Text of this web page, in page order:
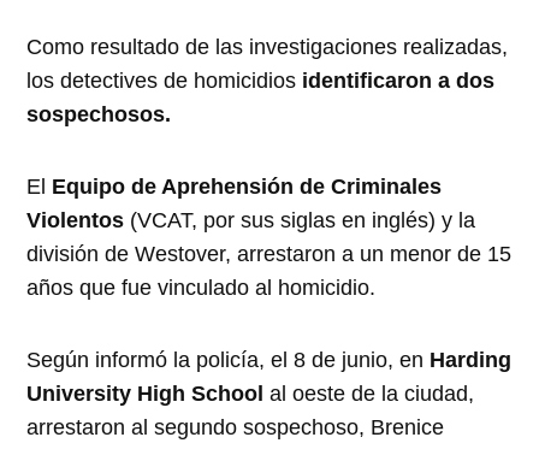
Como resultado de las investigaciones realizadas,
los detectives de homicidios identificaron a dos
sospechosos.
El Equipo de Aprehensión de Criminales
Violentos (VCAT, por sus siglas en inglés) y la
división de Westover, arrestaron a un menor de 15
años que fue vinculado al homicidio.
Según informó la policía, el 8 de junio, en Harding
University High Schoolal oeste de la ciudad,
arrestaron al segundo sospechoso, Brenice